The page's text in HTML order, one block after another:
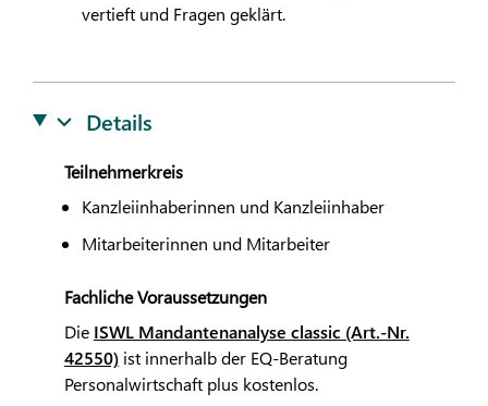
vertieft und Fragen geklärt.
Details
Teilnehmerkreis
Kanzleiinhaberinnen und Kanzleiinhaber
Mitarbeiterinnen und Mitarbeiter
Fachliche Voraussetzungen
Die ISWL Mandantenanalyse classic (Art.-Nr.
42550)ist innerhalb der EQ-Beratung
Personalwirtschaft plus kostenlos.